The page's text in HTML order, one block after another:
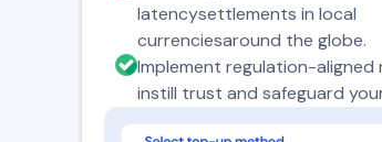
latencysettlements in local
currenciesaround the globe.
Implement regulation-aligned
instill trust and safeguard